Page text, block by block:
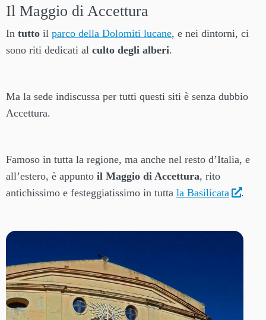
Il Maggio di Accettura
In tutto il parco della Dolomiti lucane, e nei dintorni, ci
sono riti dedicati al culto degli alberi.
Ma la sede indiscussa per tutti questi siti è senza dubbio
Accettura.
Famoso in tutta la regione, ma anche nel resto d’Italia, e
all’estero, è appunto il Maggio di Accettura, rito
antichissimo e festeggiatissimo in tutta la Basilicata .